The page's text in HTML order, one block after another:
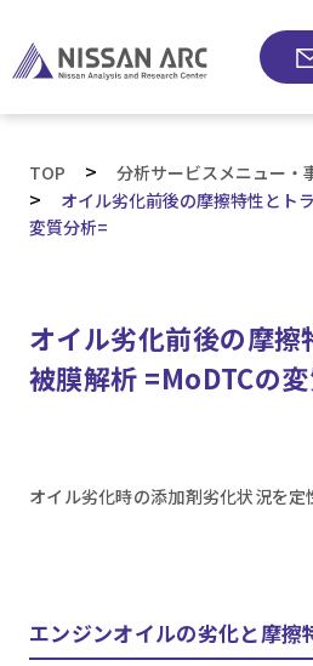
TOP > 分析サービスメニュー・
>
オイル劣化前後の摩擦特性とト
変質分析=
オイル劣化前後の摩擦
被膜解析 =MoDTCの
オイル劣化時の添加剤劣化状況を
エンジンオイルの劣化と摩擦